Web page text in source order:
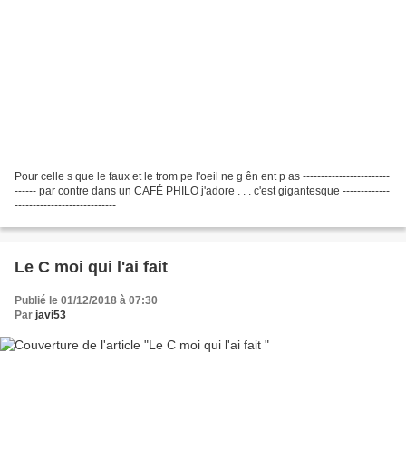
Pour celle s que le faux et le trom pe l'oeil ne g ên ent p as ------------------------
------ par contre dans un CAFÉ PHILO j'adore . . . c'est gigantesque -------------
----------------------------
Le C moi qui l'ai fait
Publié le 01/12/2018 à 07:30
Par javi53